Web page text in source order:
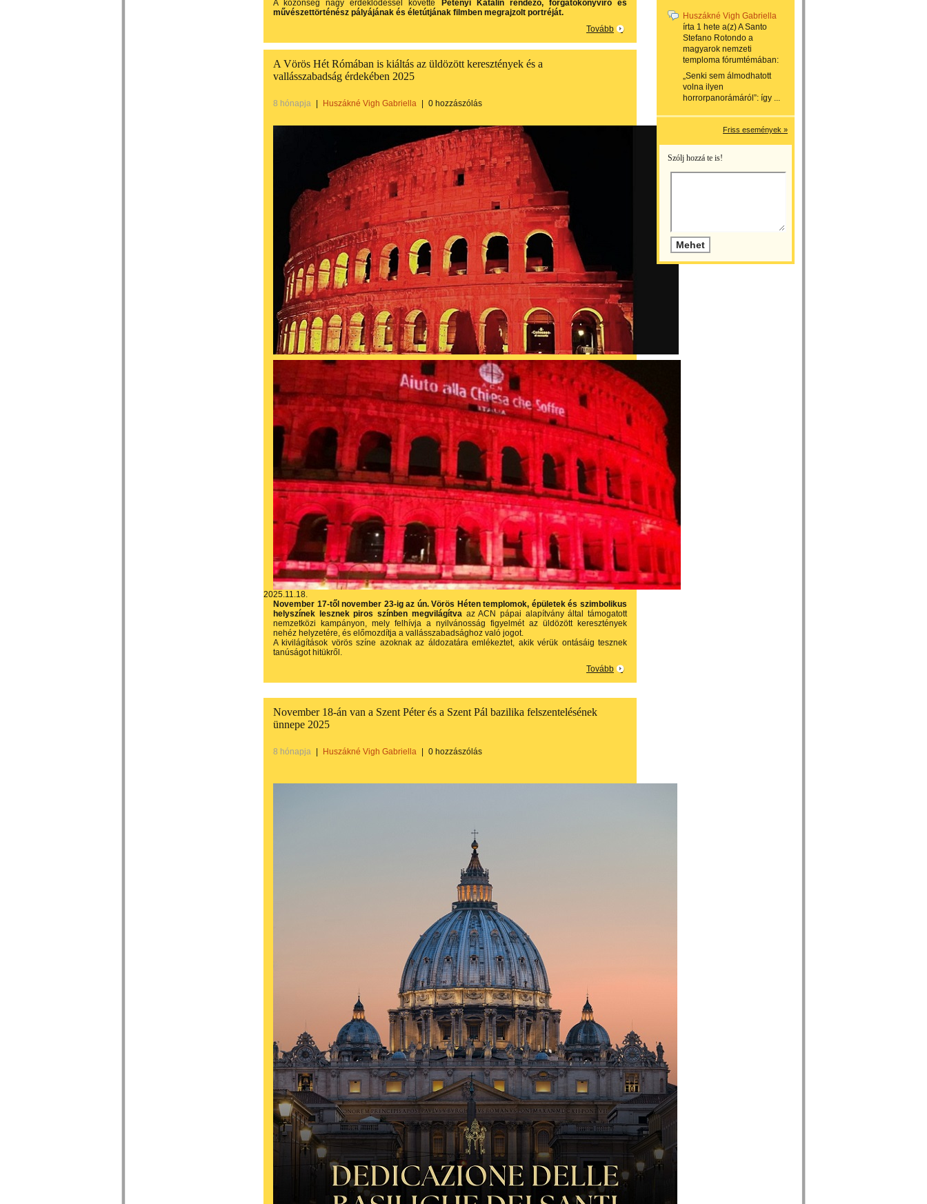
A közönség nagy érdeklődéssel követte
Petényi Katalin rendező, forgatókönyvíró és
művészettörténész pályájának és életútjának filmben megrajzolt portréját.
Tovább
A Vörös Hét Rómában is kiáltás az üldözött keresztények és a
vallásszabadság érdekében 2025
8 hónapja Huszákné Vigh Gabriella 0 hozzászólás
2025.11.18.
November 17-től november 23-ig az ún. Vörös Héten templomok, épületek és szimbolikus
helyszínek lesznek piros színben megvilágítvaaz ACN pápai alapítvány által támogatott
nemzetközi kampányon, mely felhívja a nyilvánosság figyelmét az üldözött keresztények
nehéz helyzetére, és előmozdítja a vallásszabadsághoz való jogot.
A kivilágítások vörös színe azoknak az áldozatára emlékeztet, akik vérük ontásáig tesznek
tanúságot hitükről.
Tovább
November 18-án van a Szent Péter és a Szent Pál bazilika felszentelésének
ünnepe 2025
8 hónapja Huszákné Vigh Gabriella 0 hozzászólás
Huszákné Vigh Gabriella
írta 1 hete a(z)A Santo
Stefano Rotondo a
magyarok nemzeti
temploma fórumtémában:
„Senki sem álmodhatott
volna ilyen
horrorpanorámáról”: így ...
Friss események »
Szólj hozzá te is!